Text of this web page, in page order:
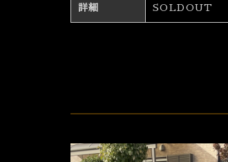
詳細 SOLDOUT